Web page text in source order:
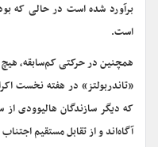
است.
همچنین در حرکتی کم‌سابقه،
«تاندربولتز» در هفته نخست
که دیگر سازندگان هالیوودی
آگاه‌اند و از تقابل مستقیم